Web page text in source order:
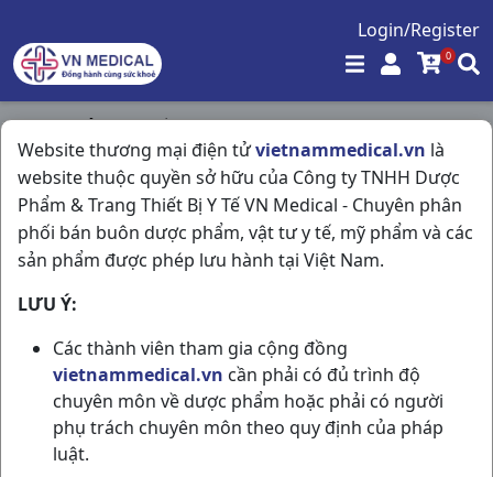
Login/Register
0
Website thương mại điện tửvietnammedical.vn là
website thuộc quyền sở hữu của Công ty TNHH Dược
Phẩm & Trang Thiết Bị Y Tế VN Medical - Chuyên phân
phối bán buôn dược phẩm, vật tư y tế, mỹ phẩm và các
sản phẩm được phép lưu hành tại Việt Nam.
LƯU Ý:
Các thành viên tham gia cộng đồng
vietnammedical.vn cần phải có đủ trình độ
chuyên môn về dược phẩm hoặc phải có người
phụ trách chuyên môn theo quy định của pháp
luật.
Trang chủ / Thuốc Dùng Ngoài Da /
Endix G Pd T10gr Phil Inter Pharma